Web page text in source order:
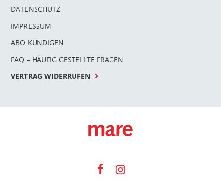
DATENSCHUTZ
IMPRESSUM
ABO KÜNDIGEN
FAQ – HÄUFIG GESTELLTE FRAGEN
VERTRAG WIDERRUFEN